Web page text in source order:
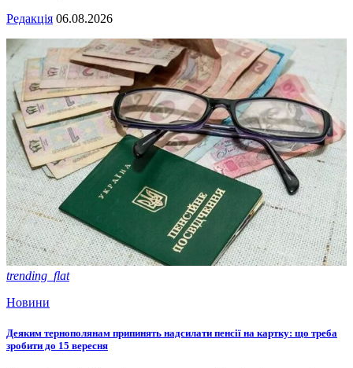
Редакція 06.08.2026
trending_flat
Новини
Деяким тернополянам припинять надсилати пенсії на картку: що треба
зробити до 15 вересня